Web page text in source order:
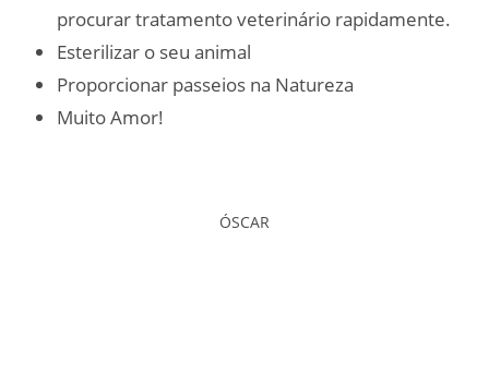
procurar tratamento veterinário rapidamente.
Esterilizar o seu animal
Proporcionar passeios na Natureza
Muito Amor!
ÓSCAR